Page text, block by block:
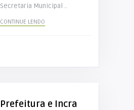
Secretaria Municipal ..
CONTINUE LENDO
Prefeitura e Incra